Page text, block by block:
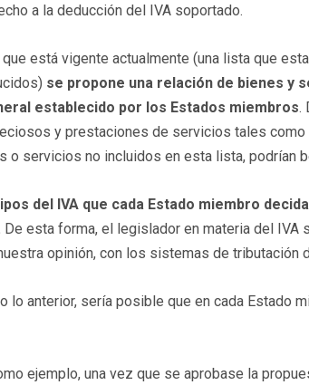
a la deducción del IVA soportado.
que está vigente actualmente (una lista que
se propone una relación de bienes y
establecido por los Estados miembros.
y prestaciones de servicios tales
o servicios no incluidos en esta lista, podrían
del IVA que cada Estado miembro
De esta forma, el legislador en materia del
opinión, con los sistemas de tributación
lo anterior, sería posible que en cada Estado
ejemplo, una vez que se aprobase la